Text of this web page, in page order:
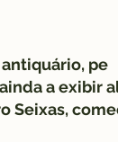
pe
a exibir
Seixas,